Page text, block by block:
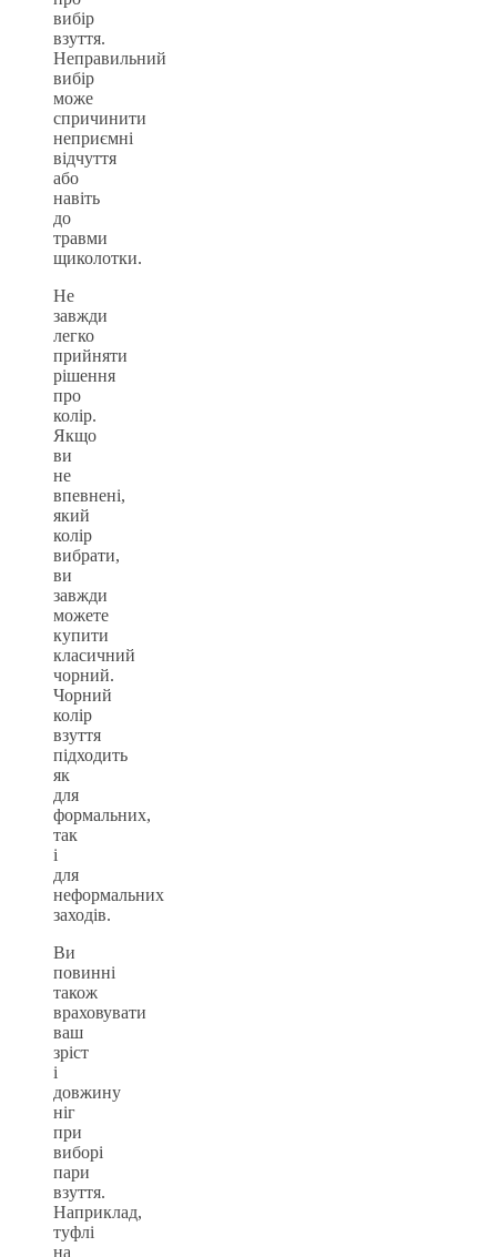
вибір
взуття.
Неправильний
вибір
може
спричинити
неприємні
відчуття
або
навіть
до
травми
щиколотки.
Не
завжди
легко
прийняти
рішення
про
колір.
Якщо
ви
не
впевнені,
який
колір
вибрати,
ви
завжди
можете
купити
класичний
чорний.
Чорний
колір
взуття
підходить
як
для
формальних,
так
і
для
неформальних
заходів.
Ви
повинні
також
враховувати
ваш
зріст
і
довжину
ніг
при
виборі
пари
взуття.
Наприклад,
туфлі
на